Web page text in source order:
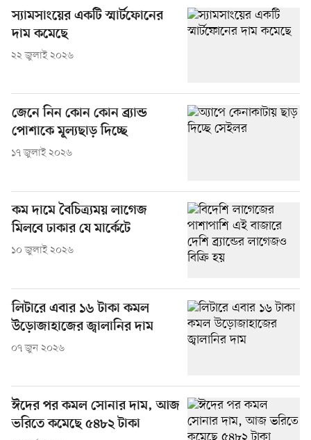
স্যামসাংয়ের একটি স্মার্টফোনের
দাম কমেছে
২২ জুলাই ২০২৬
জেনে নিন কোন কোন ব্র্যান্ড
পোশাকে মূল্যছাড় দিচ্ছে
১৭ জুলাই ২০২৬
কম দামে বৈচিত্র্যময় লাগেজ
মিলবে ঢাকার যে মার্কেটে
১০ জুলাই ২০২৬
লিটারে এবার ১৬ টাকা কমল
উড়োজাহাজের জ্বালানির দাম
০৭ জুন ২০২৬
ঈদের পর কমল সোনার দাম, আজ
ভরিতে কমেছে ৫৪৮২ টাকা